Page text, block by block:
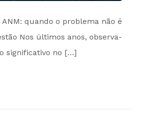
quando o problema não é
Nos últimos anos, observa-
significativo no […]